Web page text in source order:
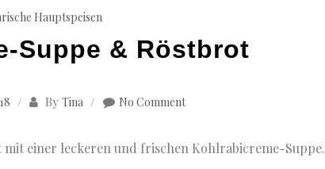
Hauptspeisen
Suppe & Röstbrot
ByTina No Comment
mit einer leckeren und frischen Kohlrabicreme-Suppe.